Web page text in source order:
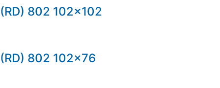
(RD) 802 102×102
(RD) 802 102×76